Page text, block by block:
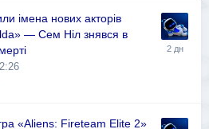
імена нових акторів
— Сем Ніл знявся в
«Aliens: Fireteam Elite 2»